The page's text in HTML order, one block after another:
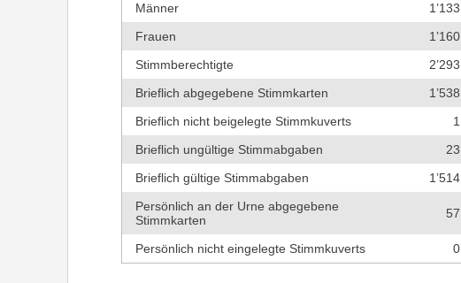
Männer
1’133
Frauen
1’160
Stimmberechtigte
2’293
Brieflich abgegebene Stimmkarten
1’538
Brieflich nicht beigelegte Stimmkuverts
1
Brieflich ungültige Stimmabgaben
23
Brieflich gültige Stimmabgaben
1’514
Persönlich an der Urne abgegebene
Stimmkarten
57
Persönlich nicht eingelegte Stimmkuverts 0